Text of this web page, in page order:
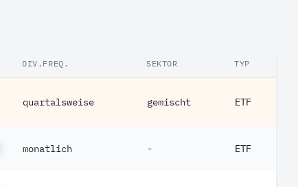
DIV.FREQ. SEKTOR TYP
quartalsweise gemischt ETF
monatlich - ETF